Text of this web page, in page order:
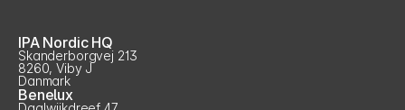
IPA Nordic HQ
Skanderborgvej 213
8260, Viby J
Danmark
Benelux